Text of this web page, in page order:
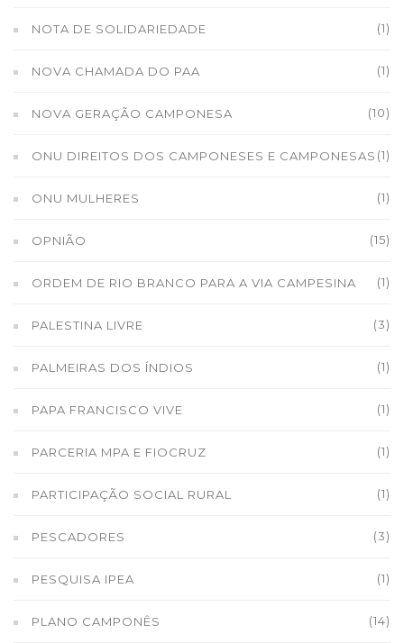
NOTA DE SOLIDARIEDADE (1)
NOVA CHAMADA DO PAA (1)
NOVA GERAÇÃO CAMPONESA (10)
ONU DIREITOS DOS CAMPONESES E CAMPONESAS (1)
ONU MULHERES (1)
OPNIÃO (15)
ORDEM DE RIO BRANCO PARA A VIA CAMPESINA (1)
PALESTINA LIVRE (3)
PALMEIRAS DOS ÍNDIOS (1)
PAPA FRANCISCO VIVE (1)
PARCERIA MPA E FIOCRUZ (1)
PARTICIPAÇÃO SOCIAL RURAL (1)
PESCADORES (3)
PESQUISA IPEA (1)
PLANO CAMPONÊS (14)